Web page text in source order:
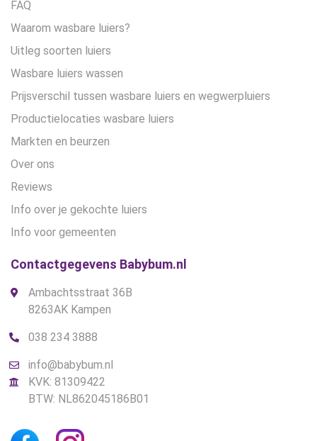
FAQ
Waarom wasbare luiers?
Uitleg soorten luiers
Wasbare luiers wassen
Prijsverschil tussen wasbare luiers en wegwerpluiers
Productielocaties wasbare luiers
Markten en beurzen
Over ons
Reviews
Info over je gekochte luiers
Info voor gemeenten
Contactgegevens Babybum.nl
Ambachtsstraat 36B
8263AK Kampen
038 234 3888
info@babybum.nl
KVK: 81309422
BTW: NL862045186B01